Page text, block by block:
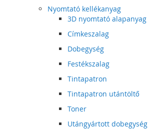
Nyomtató kellékanyag
3D nyomtató alapanyag
Címkeszalag
Dobegység
Festékszalag
Tintapatron
Tintapatron utántöltő
Toner
Utángyártott dobegység